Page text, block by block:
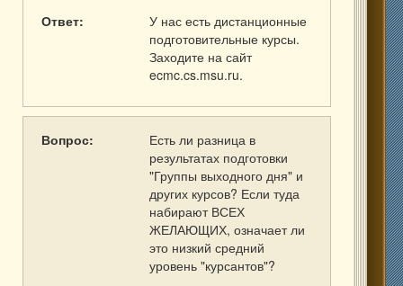
Ответ:
У нас есть дистанционные
подготовительные курсы.
Заходите на сайт
ecmc.cs.msu.ru.
Вопрос:
Есть ли разница в
результатах подготовки
"Группы выходного дня" и
других курсов? Если туда
набирают ВСЕХ
ЖЕЛАЮЩИХ, означает ли
это низкий средний
уровень "курсантов"?